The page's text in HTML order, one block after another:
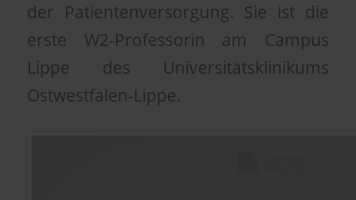
der Patientenversorgung. Sie ist die
erste W2-Professorin am Campus
Lippe des Universitätsklinikums
Ostwestfalen-Lippe.